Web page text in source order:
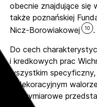
obecnie znajdujące się
także poznańskiej
Nicz-Borowiakowej
10
.
Do cech
i kredkowych prac
wszystkim
o dekoracyjnym
trójwymiarowe